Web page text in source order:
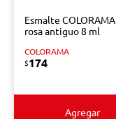
Esmalte COLORAMA
rosa antiguo 8 ml
COLORAMA
$174
Agregar